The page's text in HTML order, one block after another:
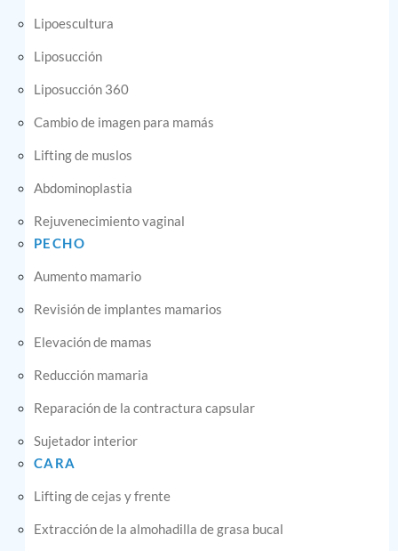
Lipoescultura
Liposucción
Liposucción 360
Cambio de imagen para mamás
Lifting de muslos
Abdominoplastia
Rejuvenecimiento vaginal
PECHO
Aumento mamario
Revisión de implantes mamarios
Elevación de mamas
Reducción mamaria
Reparación de la contractura capsular
Sujetador interior
CARA
Lifting de cejas y frente
Extracción de la almohadilla de grasa bucal